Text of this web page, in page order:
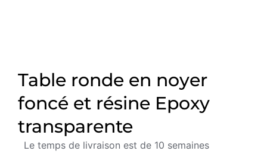
Table ronde en noyer
foncé et résine Epoxy
transparente
Le temps de livraison est de 10 semaines